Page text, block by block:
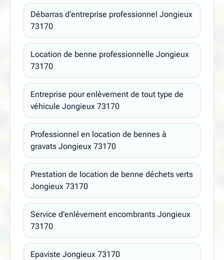
Débarras d'entreprise professionnel Jongieux
73170
Location de benne professionnelle Jongieux
73170
Entreprise pour enlèvement de tout type de
véhicule Jongieux 73170
Professionnel en location de bennes à
gravats Jongieux 73170
Prestation de location de benne déchets verts
Jongieux 73170
Service d'enlèvement encombrants Jongieux
73170
Epaviste Jongieux 73170